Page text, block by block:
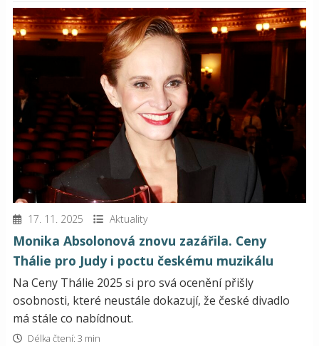
17. 11. 2025 Aktuality
Monika Absolonová znovu zazářila. Ceny
Thálie pro Judy i poctu českému muzikálu
Na Ceny Thálie 2025 si pro svá ocenění přišly
osobnosti, které neustále dokazují, že české divadlo
má stále co nabídnout.
Délka čtení: 3 min